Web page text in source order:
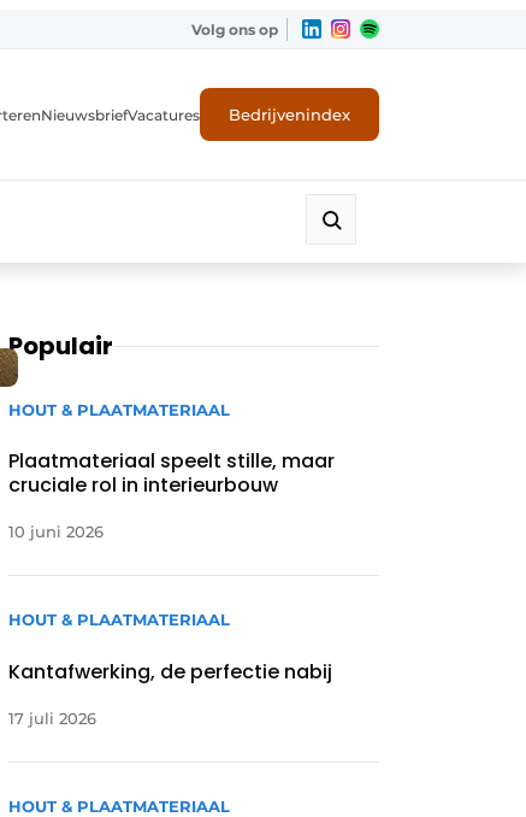
Volg ons op
NieuwsbriefVacatures Bedrijvenindex
Populair
HOUT & PLAATMATERIAAL
Plaatmateriaal speelt stille, maar
cruciale rol in interieurbouw
10 juni 2026
HOUT & PLAATMATERIAAL
Kantafwerking, de perfectie nabij
17 juli 2026
HOUT & PLAATMATERIAAL